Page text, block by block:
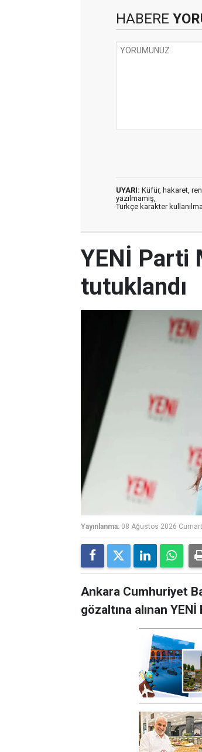
HABERE
UYARI: Küfür, hakaret,
yazılmamış,
Türkçe karakter
YENİ Parti
tutuklandı
Yayınlanma: 08 Ağustos 2026
Ankara Cumhuriyet
gözaltına alınan